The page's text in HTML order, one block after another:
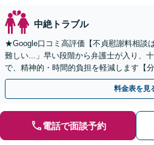
中絶トラブル
★Google口コミ高評価【不貞慰謝料相談
難しい...」早い段階から弁護士が入り、
で、精神的・時間的負担を軽減します【
【経験と資料に基づく丁寧なご説明】納
料金表を見
電話で面談予約